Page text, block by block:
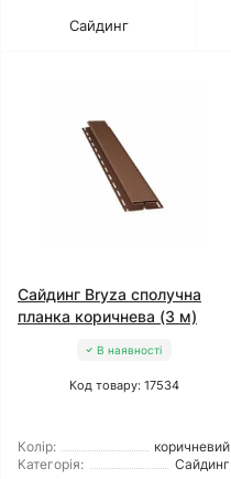
Сайдинг
Сайдинг Bryza сполучна
планка коричнева (3 м)
В наявності
Код товару: 17534
Колір:
коричневий
Категорія:
Сайдинг